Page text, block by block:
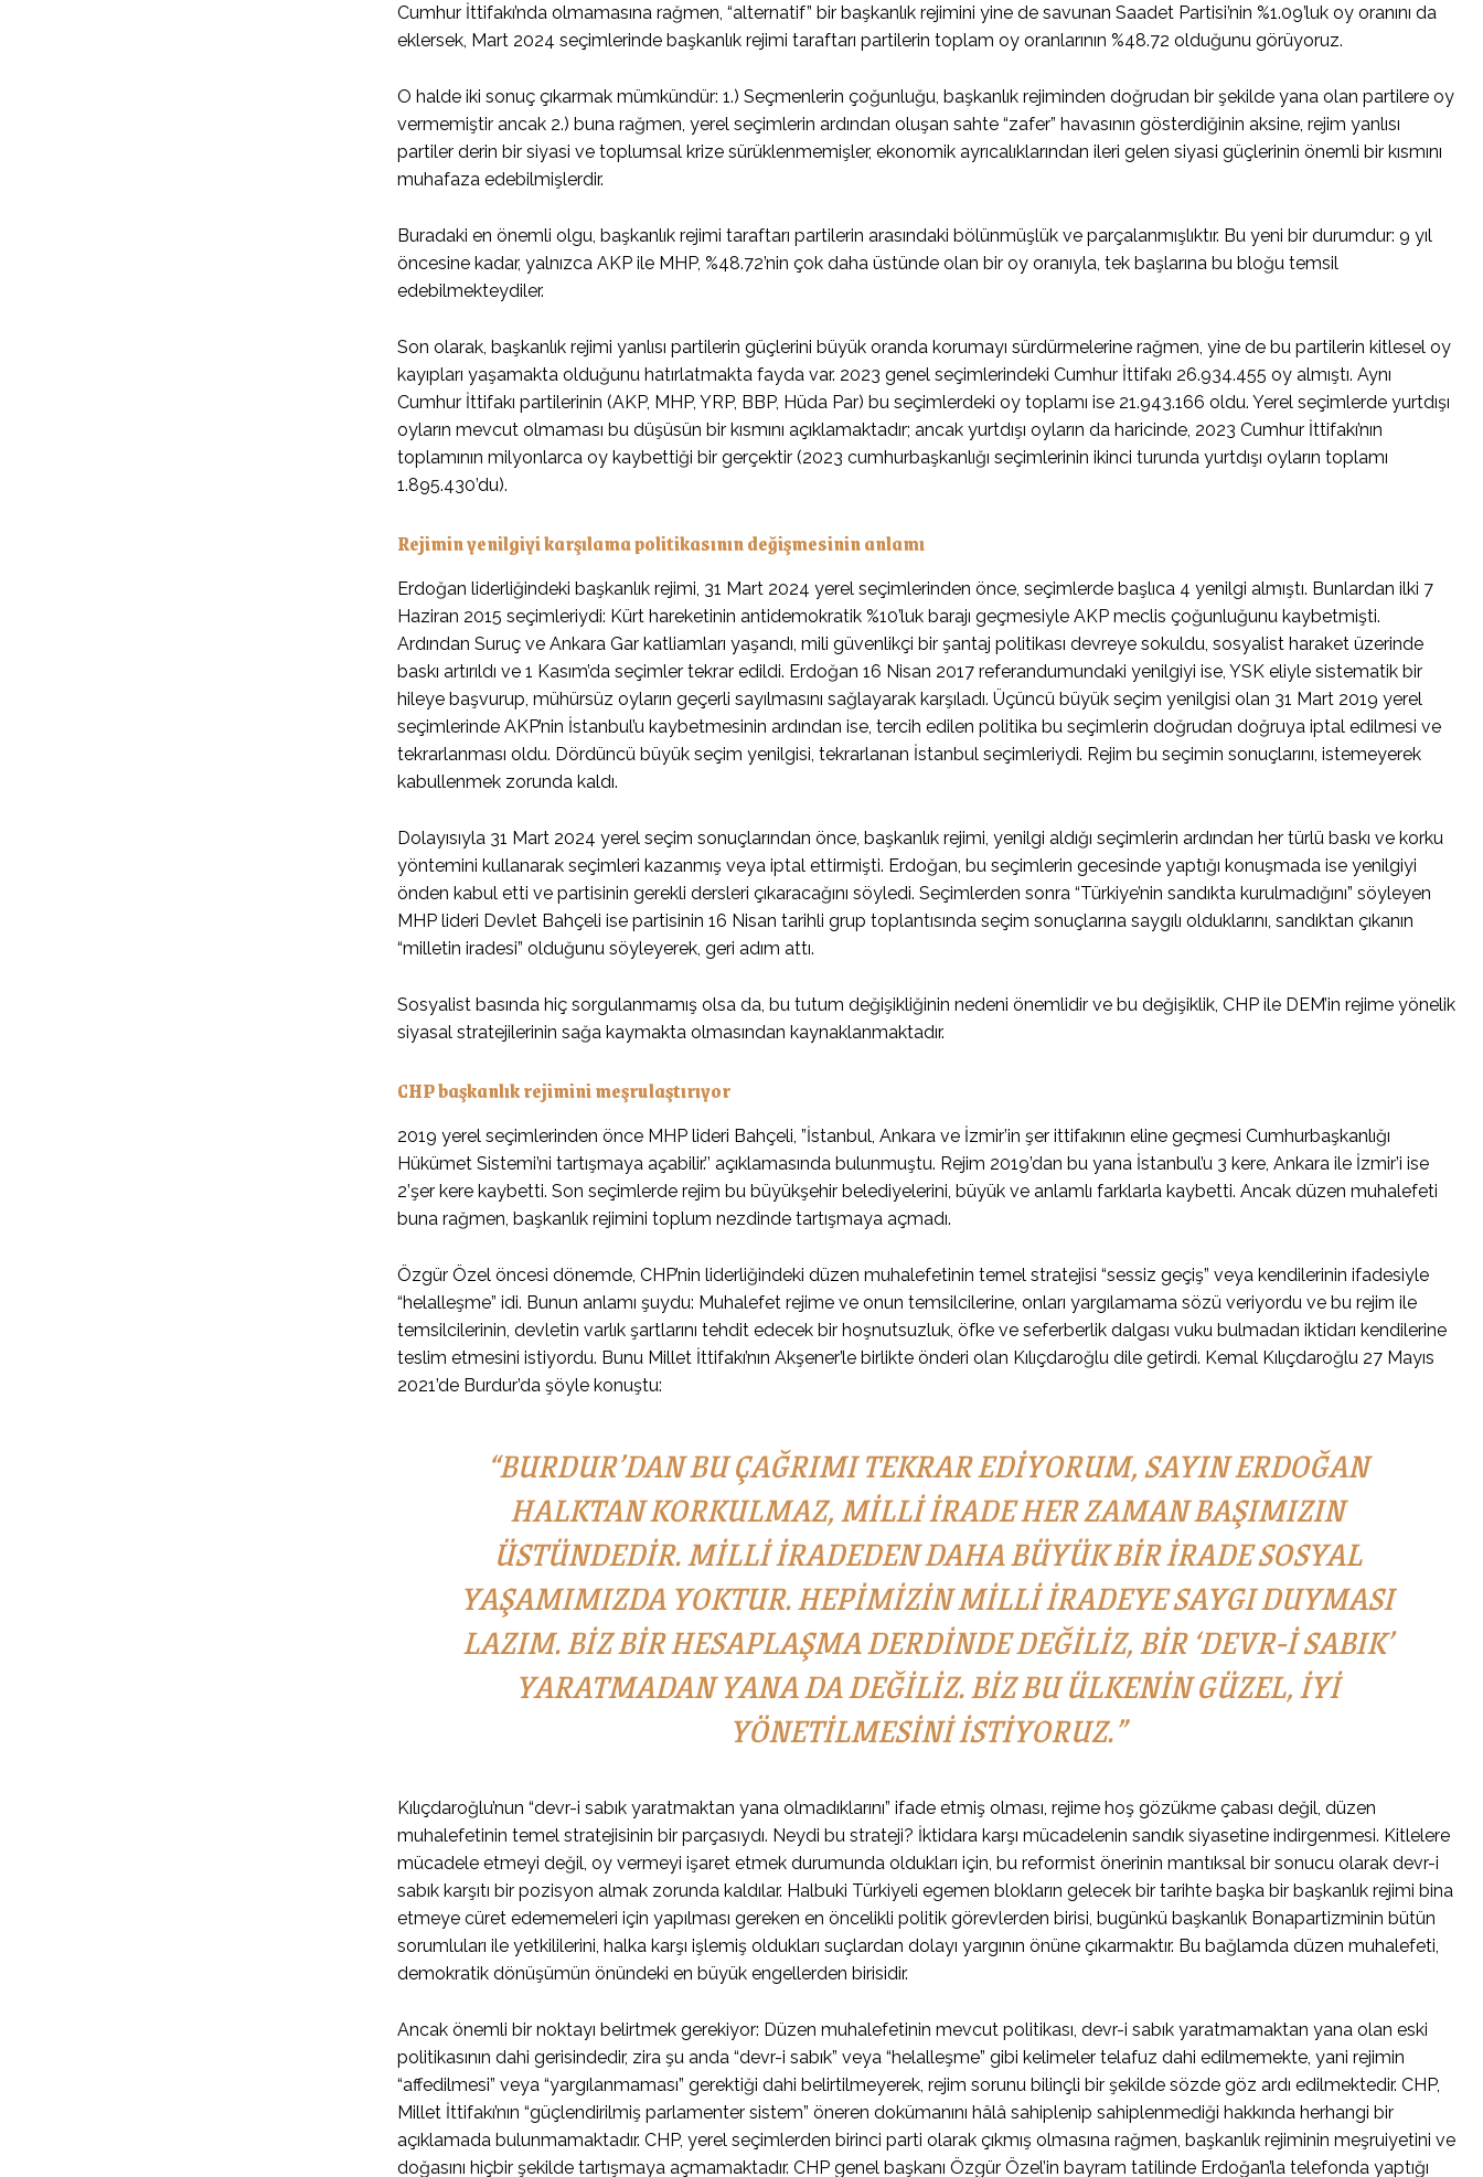
Cumhur İttifakı’nda olmamasına rağmen, “alternatif” bir başkanlık rejimini yine de savunan Saadet Partisi’nin %1.09’luk oy oranını da
eklersek, Mart 2024 seçimlerinde başkanlık rejimi taraftarı partilerin toplam oy oranlarının %48.72 olduğunu görüyoruz.
O halde iki sonuç çıkarmak mümkündür: 1.) Seçmenlerin çoğunluğu, başkanlık rejiminden doğrudan bir şekilde yana olan partilere oy
vermemiştir ancak 2.) buna rağmen, yerel seçimlerin ardından oluşan sahte “zafer” havasının gösterdiğinin aksine, rejim yanlısı
partiler derin bir siyasi ve toplumsal krize sürüklenmemişler, ekonomik ayrıcalıklarından ileri gelen siyasi güçlerinin önemli bir kısmını
muhafaza edebilmişlerdir.
Buradaki en önemli olgu, başkanlık rejimi taraftarı partilerin arasındaki bölünmüşlük ve parçalanmışlıktır. Bu yeni bir durumdur: 9 yıl
öncesine kadar, yalnızca AKP ile MHP, %48.72’nin çok daha üstünde olan bir oy oranıyla, tek başlarına bu bloğu temsil
edebilmekteydiler.
Son olarak, başkanlık rejimi yanlısı partilerin güçlerini büyük oranda korumayı sürdürmelerine rağmen, yine de bu partilerin kitlesel oy
kayıpları yaşamakta olduğunu hatırlatmakta fayda var. 2023 genel seçimlerindeki Cumhur İttifakı 26.934.455 oy almıştı. Aynı
Cumhur İttifakı partilerinin (AKP, MHP, YRP, BBP, Hüda Par) bu seçimlerdeki oy toplamı ise 21.943.166 oldu. Yerel seçimlerde yurtdışı
oyların mevcut olmaması bu düşüsün bir kısmını açıklamaktadır; ancak yurtdışı oyların da haricinde, 2023 Cumhur İttifakı’nın
toplamının milyonlarca oy kaybettiği bir gerçektir (2023 cumhurbaşkanlığı seçimlerinin ikinci turunda yurtdışı oyların toplamı
1.895.430’du).
Rejimin yenilgiyi karşılama politikasının değişmesinin anlamı
Erdoğan liderliğindeki başkanlık rejimi, 31 Mart 2024 yerel seçimlerinden önce, seçimlerde başlıca 4 yenilgi almıştı. Bunlardan ilki 7
Haziran 2015 seçimleriydi: Kürt hareketinin antidemokratik %10’luk barajı geçmesiyle AKP meclis çoğunluğunu kaybetmişti.
Ardından Suruç ve Ankara Gar katliamları yaşandı, mili güvenlikçi bir şantaj politikası devreye sokuldu, sosyalist haraket üzerinde
baskı artırıldı ve 1 Kasım’da seçimler tekrar edildi. Erdoğan 16 Nisan 2017 referandumundaki yenilgiyi ise, YSK eliyle sistematik bir
hileye başvurup, mühürsüz oyların geçerli sayılmasını sağlayarak karşıladı. Üçüncü büyük seçim yenilgisi olan 31 Mart 2019 yerel
seçimlerinde AKP’nin İstanbul’u kaybetmesinin ardından ise, tercih edilen politika bu seçimlerin doğrudan doğruya iptal edilmesi ve
tekrarlanması oldu. Dördüncü büyük seçim yenilgisi, tekrarlanan İstanbul seçimleriydi. Rejim bu seçimin sonuçlarını, istemeyerek
kabullenmek zorunda kaldı.
Dolayısıyla 31 Mart 2024 yerel seçim sonuçlarından önce, başkanlık rejimi, yenilgi aldığı seçimlerin ardından her türlü baskı ve korku
yöntemini kullanarak seçimleri kazanmış veya iptal ettirmişti. Erdoğan, bu seçimlerin gecesinde yaptığı konuşmada ise yenilgiyi
önden kabul etti ve partisinin gerekli dersleri çıkaracağını söyledi. Seçimlerden sonra “Türkiye’nin sandıkta kurulmadığını” söyleyen
MHP lideri Devlet Bahçeli ise partisinin 16 Nisan tarihli grup toplantısında seçim sonuçlarına saygılı olduklarını, sandıktan çıkanın
“milletin iradesi” olduğunu söyleyerek, geri adım attı.
Sosyalist basında hiç sorgulanmamış olsa da, bu tutum değişikliğinin nedeni önemlidir ve bu değişiklik, CHP ile DEM’in rejime yönelik
siyasal stratejilerinin sağa kaymakta olmasından kaynaklanmaktadır.
CHP başkanlık rejimini meşrulaştırıyor
2019 yerel seçimlerinden önce MHP lideri Bahçeli, ”İstanbul, Ankara ve İzmir’in şer ittifakının eline geçmesi Cumhurbaşkanlığı
Hükümet Sistemi’ni tartışmaya açabilir.’’ açıklamasında bulunmuştu. Rejim 2019’dan bu yana İstanbul’u 3 kere, Ankara ile İzmir’i ise
2’şer kere kaybetti. Son seçimlerde rejim bu büyükşehir belediyelerini, büyük ve anlamlı farklarla kaybetti. Ancak düzen muhalefeti
buna rağmen, başkanlık rejimini toplum nezdinde tartışmaya açmadı.
Özgür Özel öncesi dönemde, CHP’nin liderliğindeki düzen muhalefetinin temel stratejisi “sessiz geçiş” veya kendilerinin ifadesiyle
“helalleşme” idi. Bunun anlamı şuydu: Muhalefet rejime ve onun temsilcilerine, onları yargılamama sözü veriyordu ve bu rejim ile
temsilcilerinin, devletin varlık şartlarını tehdit edecek bir hoşnutsuzluk, öfke ve seferberlik dalgası vuku bulmadan iktidarı kendilerine
teslim etmesini istiyordu. Bunu Millet İttifakı’nın Akşener’le birlikte önderi olan Kılıçdaroğlu dile getirdi. Kemal Kılıçdaroğlu 27 Mayıs
2021’de Burdur’da şöyle konuştu:
“BURDUR’DAN BU ÇAĞRIMI TEKRAR EDIYORUM, SAYIN ERDOĞAN
HALKTAN KORKULMAZ, MILLI IRADE HER ZAMAN BAŞIMIZIN
ÜSTÜNDEDIR. MILLI IRADEDEN DAHA BÜYÜK BIR IRADE SOSYAL
YAŞAMIMIZDA YOKTUR. HEPIMIZIN MILLI IRADEYE SAYGI DUYMASI
LAZIM. BIZ BIR HESAPLAŞMA DERDINDE DEĞILIZ, BIR ‘DEVR-I SABIK’
YARATMADAN YANA DA DEĞILIZ. BIZ BU ÜLKENIN GÜZEL, IYI
YÖNETILMESINI ISTIYORUZ.”
Kılıçdaroğlu’nun “devr-i sabık yaratmaktan yana olmadıklarını” ifade etmiş olması, rejime hoş gözükme çabası değil, düzen
muhalefetinin temel stratejisinin bir parçasıydı. Neydi bu strateji? İktidara karşı mücadelenin sandık siyasetine indirgenmesi. Kitlelere
mücadele etmeyi değil, oy vermeyi işaret etmek durumunda oldukları için, bu reformist önerinin mantıksal bir sonucu olarak devr-i
sabık karşıtı bir pozisyon almak zorunda kaldılar. Halbuki Türkiyeli egemen blokların gelecek bir tarihte başka bir başkanlık rejimi bina
etmeye cüret edememeleri için yapılması gereken en öncelikli politik görevlerden birisi, bugünkü başkanlık Bonapartizminin bütün
sorumluları ile yetkililerini, halka karşı işlemiş oldukları suçlardan dolayı yargının önüne çıkarmaktır. Bu bağlamda düzen muhalefeti,
demokratik dönüşümün önündeki en büyük engellerden birisidir.
Ancak önemli bir noktayı belirtmek gerekiyor: Düzen muhalefetinin mevcut politikası, devr-i sabık yaratmamaktan yana olan eski
politikasının dahi gerisindedir, zira şu anda “devr-i sabık” veya “helalleşme” gibi kelimeler telafuz dahi edilmemekte, yani rejimin
“affedilmesi” veya “yargılanmaması” gerektiği dahi belirtilmeyerek, rejim sorunu bilinçli bir şekilde sözde göz ardı edilmektedir. CHP,
Millet İttifakı’nın “güçlendirilmiş parlamenter sistem” öneren dokümanını hâlâ sahiplenip sahiplenmediği hakkında herhangi bir
açıklamada bulunmamaktadır. CHP, yerel seçimlerden birinci parti olarak çıkmış olmasına rağmen, başkanlık rejiminin meşruiyetini ve
doğasını hiçbir şekilde tartışmaya açmamaktadır. CHP genel başkanı Özgür Özel’in bayram tatilinde Erdoğan’la telefonda yaptığı